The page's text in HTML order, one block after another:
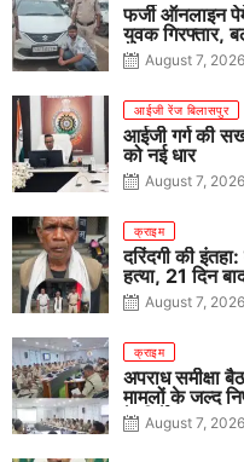
फर्जी ऑनलाइन
युवक गिरफ्तार,
August 7, 2026
आईजी रेंज बिलासपुर
आईजी गर्ग की
को नई धार
August 7, 2026
क्राइम
दरिंदगी की
हत्या, 21 दिन
August 7, 2026
क्राइम
अपराध समीक्षा
मामलों के जल्द
के निर्देश
August 7, 2026